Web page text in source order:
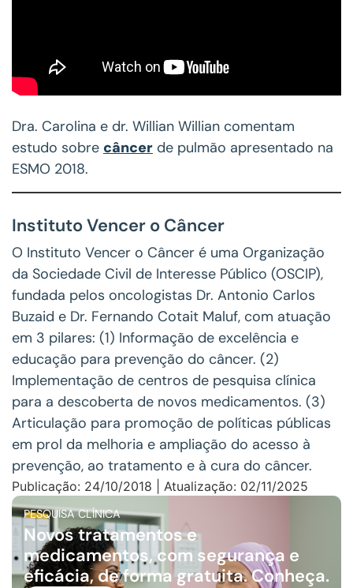
Dra. Carolina e dr. Willian Willian comentam
estudo sobre câncer de pulmão apresentado na
ESMO 2018.
Instituto Vencer o Câncer
O Instituto Vencer o Câncer é uma Organização
da Sociedade Civil de Interesse Público (OSCIP),
fundada pelos oncologistas Dr. Antonio Carlos
Buzaid e Dr. Fernando Cotait Maluf, com atuação
em 3 pilares: (1) Informação de excelência e
educação para prevenção do câncer. (2)
Implementação de centros de pesquisa clínica
para a descoberta de novos medicamentos. (3)
Articulação para promoção de políticas públicas
em prol da melhoria e ampliação do acesso à
prevenção, ao tratamento e à cura do câncer.
Publicação: 24/10/2018 | Atualização: 02/11/2025
PESQUISA CLÍNICA
Novos tratamentos e
medicamentos, com segurança e
eficácia, de forma gratuita. Conheça.